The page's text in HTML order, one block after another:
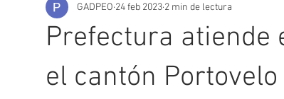
Prefectura atiende
el cantón Portovelo
GADPEO 24 feb 2023 2 min de lectura